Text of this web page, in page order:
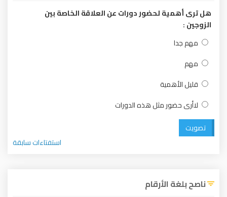
هل ترى أهمية لحضور دورات عن العلاقة الخاصة بين
الزوجين :
مهم جدا
مهم
قليل الأهمية
لاأرى حضور مثل هذه الدورات
تصويت
استفتاءات سابقة
ناصح بلغة الأرقام